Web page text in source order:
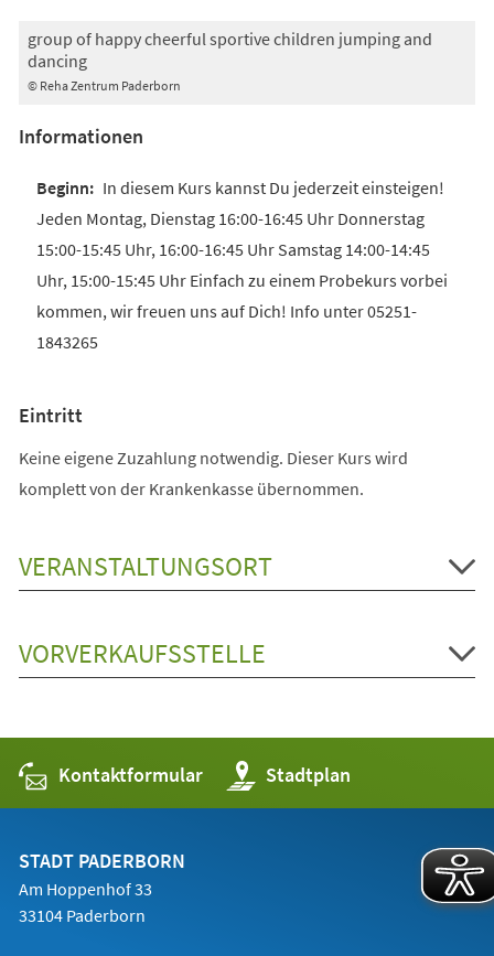
© Reha Zentrum Paderborn
group of happy cheerful sportive children jumping and
dancing
Informationen
In diesem Kurs kannst Du jederzeit einsteigen!
Jeden Montag, Dienstag 16:00-16:45 Uhr Donnerstag
15:00-15:45 Uhr, 16:00-16:45 Uhr Samstag 14:00-14:45
Uhr, 15:00-15:45 Uhr Einfach zu einem Probekurs vorbei
kommen, wir freuen uns auf Dich! Info unter 05251-
1843265
Eintritt
Keine eigene Zuzahlung notwendig. Dieser Kurs wird
komplett von der Krankenkasse übernommen.
VERANSTALTUNGSORT
VORVERKAUFSSTELLE
Kontaktformular Stadtplan
(Öffnet
in
einem
STADT PADERBORN
Am Hoppenhof 33
33104 Paderborn